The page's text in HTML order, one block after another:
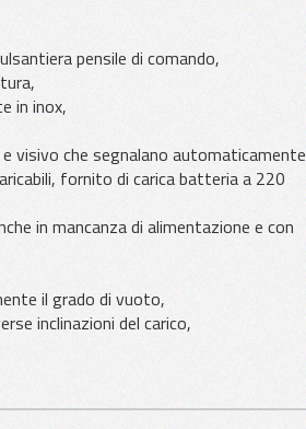
pensile di comando,
in inox,
visivo che segnalano automaticamente
fornito di carica batteria a 220
in mancanza di alimentazione e con
il grado di vuoto,
inclinazioni del carico,